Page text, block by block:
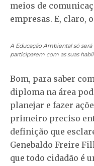
meios de
empresas. E, claro,
A Educação Ambiental só
participarem com as suas
Bom, para saber
diploma na área
planejar e fazer
primeiro preciso
definição que
Genebaldo Freire
que todo cidadão é